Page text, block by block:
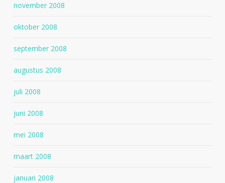
november 2008
oktober 2008
september 2008
augustus 2008
juli 2008
juni 2008
mei 2008
maart 2008
januari 2008